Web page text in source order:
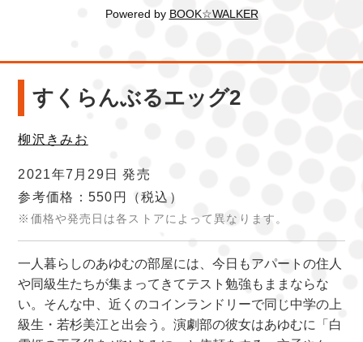
Powered by BOOK☆WALKER
すくらんぶるエッグ2
柳沢きみお
2021年7月29日 発売
参考価格：550円
（税込）
※価格や発売日は各ストアによって異なります。
一人暮らしのあゆむの部屋には、今日もアパートの住人
や同級生たちが集まってきてテスト勉強もままならな
い。そんな中、近くのコインランドリーで同じ中学の上
級生・若杉美江と出会う。演劇部の彼女はあゆむに「白